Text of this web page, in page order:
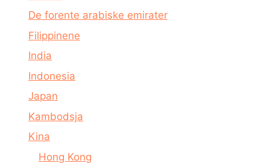
De forente arabiske emirater
Filippinene
India
Indonesia
Japan
Kambodsja
Kina
Hong Kong